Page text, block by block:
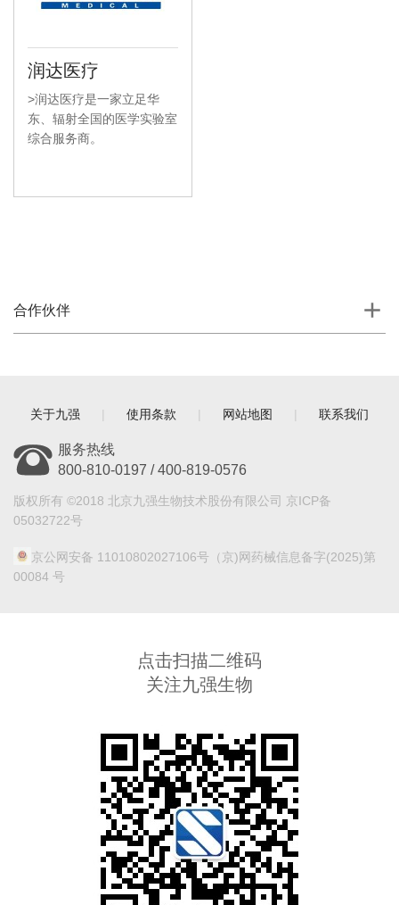
润达医疗
>润达医疗是一家立足华
东、辐射全国的医学实验室
综合服务商。
合作伙伴
关于九强 | 使用条款 | 网站地图 | 联系我们
服务热线
800-810-0197 / 400-819-0576
版权所有 ©2018 北京九强生物技术股份有限公司 京ICP备
05032722号
京公网安备 11010802027106号 （京)网药械信息备字(2025)第
00084 号
点击扫描二维码
关注九强生物